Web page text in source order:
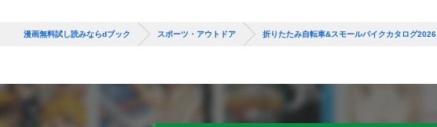
漫画無料試し読みならdブック スポーツ・アウトドア 折りたたみ自転車&スモールバイクカタログ2026